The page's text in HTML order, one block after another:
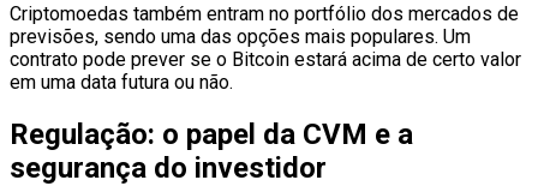
Criptomoedas também entram no portfólio dos mercados de
previsões, sendo uma das opções mais populares. Um
contrato pode prever se o Bitcoin estará acima de certo valor
em uma data futura ou não.
Regulação: o papel da CVM e a
segurança do investidor